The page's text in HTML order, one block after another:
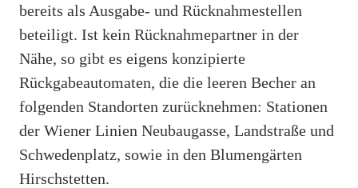
bereits als Ausgabe‐ und Rücknahmestellen
beteiligt. Ist kein Rücknahmepartner in der
Nähe, so gibt es eigens konzipierte
Rückgabeautomaten, die die leeren Becher an
folgenden Standorten zurücknehmen: Stationen
der Wiener Linien Neubaugasse, Landstraße und
Schwedenplatz, sowie in den Blumengärten
Hirschstetten.